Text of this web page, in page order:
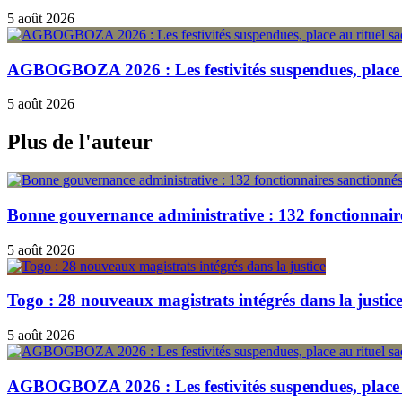
5 août 2026
AGBOGBOZA 2026 : Les festivités suspendues,
5 août 2026
Plus de l'auteur
Bonne gouvernance administrative : 132
5 août 2026
Togo : 28 nouveaux magistrats intégrés dans la justice
5 août 2026
AGBOGBOZA 2026 : Les festivités suspendues,